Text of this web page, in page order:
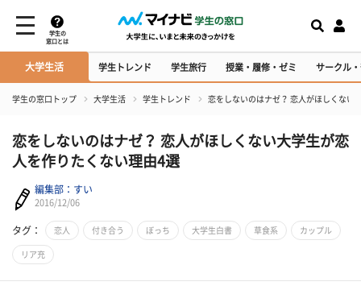
学生の
窓口とは
大学生活 学生トレンド 学生旅行 授業・履修・ゼミ サークル
学生の窓口トップ 大学生活 学生トレンド 恋をしないのはナゼ？ 恋人がほしくない
恋をしないのはナゼ？ 恋人がほしくない大学生が恋
人を作りたくない理由4選
編集部：すい
2016/12/06
タグ： 恋人 付き合う ぼっち 大学生白書 草食系 カップル
リア充